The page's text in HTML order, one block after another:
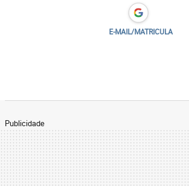
E-MAIL/MATRICULA
Publicidade